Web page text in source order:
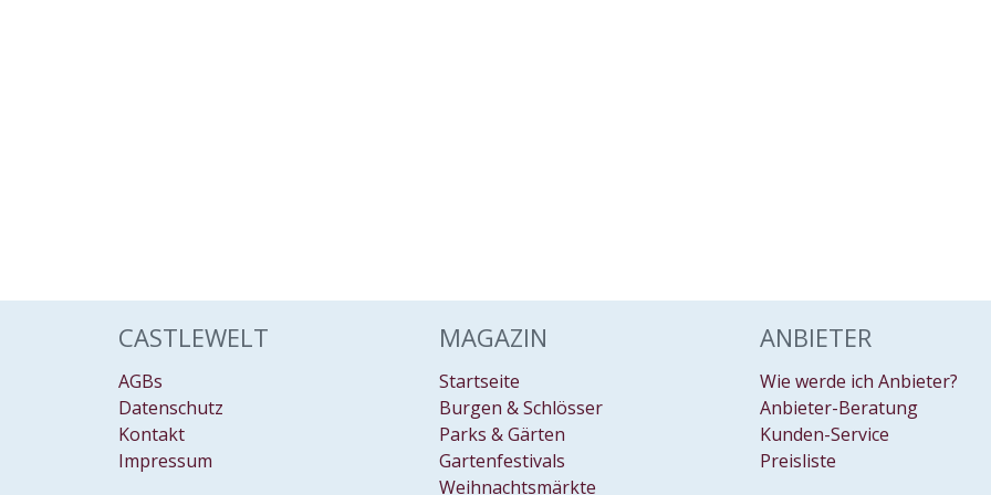
CASTLEWELT
AGBs
Datenschutz
Kontakt
Impressum
MAGAZIN
Startseite
Burgen & Schlösser
Parks & Gärten
Gartenfestivals
Weihnachtsmärkte
ANBIETER
Wie werde ich Anbieter?
Anbieter-Beratung
Kunden-Service
Preisliste